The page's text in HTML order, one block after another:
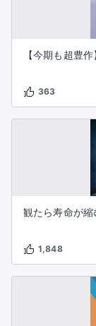
【今期も超豊
363
観たら寿命が縮
1,848